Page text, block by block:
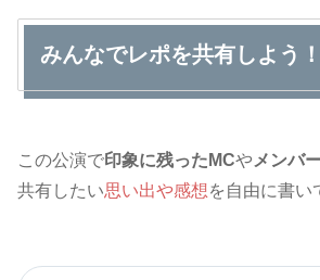
みんなでレポを共有しよう！
この公演で印象に残ったMCやメンバ
共有したい思い出や感想を自由に書い